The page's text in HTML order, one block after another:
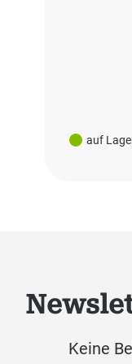
auf
Keine